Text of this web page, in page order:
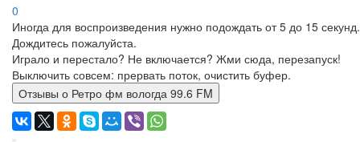
0
Иногда для воспроизведения нужно подождать от 5 до 15 секунд.
Дождитесь пожалуйста.
Играло и перестало? Не включается? Жми сюда, перезапуск!
Выключить совсем: прервать поток, очистить буфер.
Отзывы о Ретро фм вологда 99.6 FM